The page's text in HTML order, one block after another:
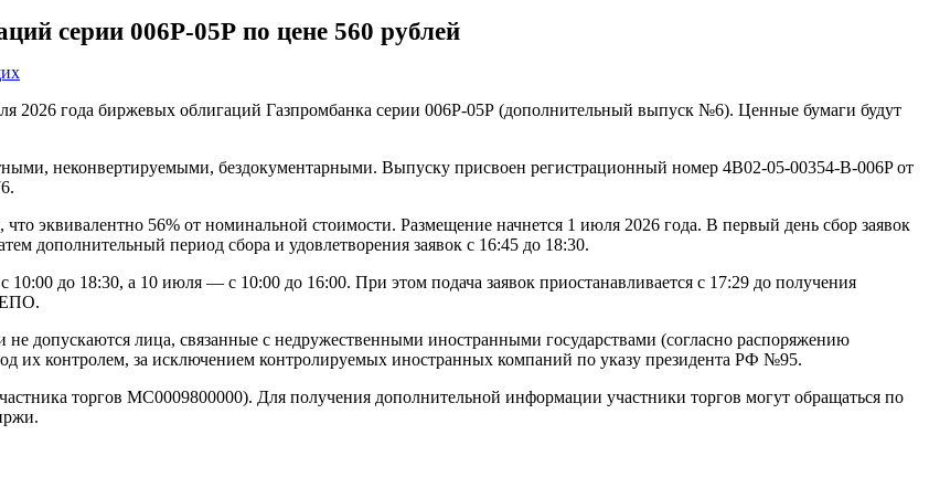
серии 006Р-05Р по цене 560 рублей
2026 года биржевых облигаций Газпромбанка серии 006Р-05Р (дополнительный выпуск №6). Ценные бумаги будут
неконвертируемыми, бездокументарными. Выпуску присвоен регистрационный номер 4B02-05-00354-B-006P от
эквивалентно 56% от номинальной стоимости. Размещение начнется 1 июля 2026 года. В первый день сбор заявок
дополнительный период сбора и удовлетворения заявок с 16:45 до 18:30.
до 18:30, а 10 июля — с 10:00 до 16:00. При этом подача заявок приостанавливается с 17:29 до получения
допускаются лица, связанные с недружественными иностранными государствами (согласно распоряжению
их контролем, за исключением контролируемых иностранных компаний по указу президента РФ №95.
торгов MC0009800000). Для получения дополнительной информации участники торгов могут обращаться по